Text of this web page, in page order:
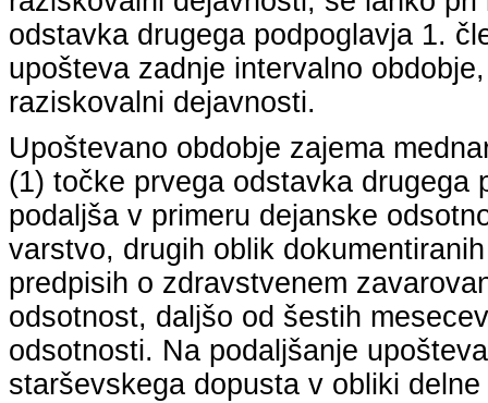
odstavka drugega podpoglavja 1.
upošteva zadnje intervalno
raziskovalni dejavnosti.
Upoštevano obdobje zajema
(1) točke prvega odstavka drugega
podaljša v primeru dejanske
varstvo, drugih oblik
predpisih o zdravstvenem
odsotnost, daljšo od šestih
odsotnosti. Na podaljšanje
starševskega dopusta v obliki